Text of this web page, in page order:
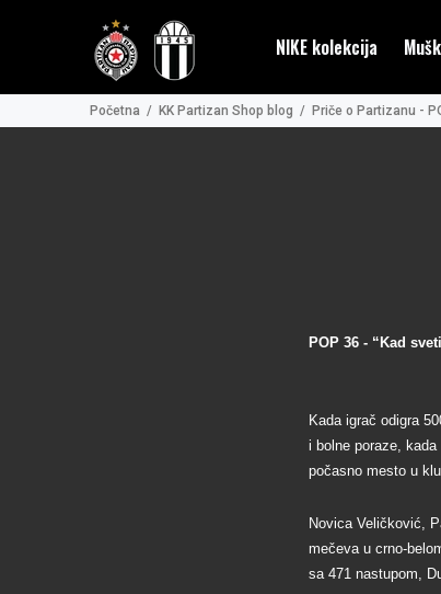
NIKE kolekcija
Početna KK Partizan Shop blog Priče o Partizanu -
POP 36 - “Kad
Kada igrač odigra
i bolne poraze,
počasno mesto u
Novica Veličković,
mečeva u crno-
sa 471 nastupom,